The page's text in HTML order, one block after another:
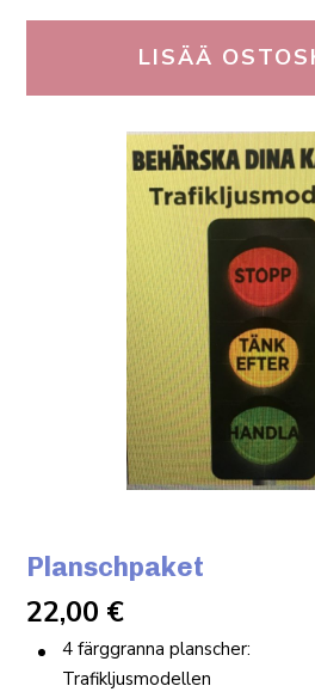
LISÄÄ
Planschpaket
22,00 €
4 färggranna planscher:
Trafikljusmodellen